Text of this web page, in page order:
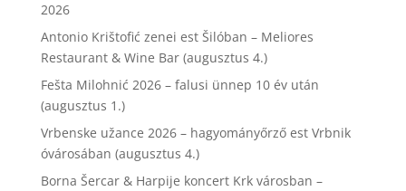
2026
Antonio Krištofić zenei est Šilóban – Meliores
Restaurant & Wine Bar (augusztus 4.)
Fešta Milohnić 2026 – falusi ünnep 10 év után
(augusztus 1.)
Vrbenske užance 2026 – hagyományőrző est Vrbnik
óvárosában (augusztus 4.)
Borna Šercar & Harpije koncert Krk városban –